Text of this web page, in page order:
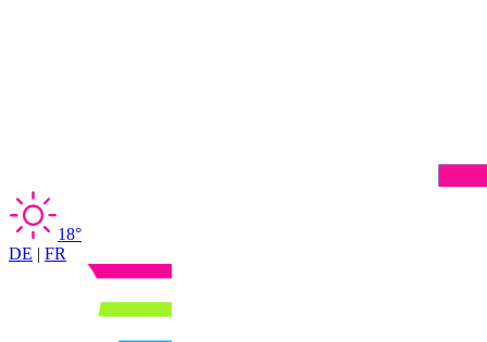
18°
DE | FR